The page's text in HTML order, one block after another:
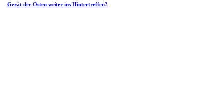
Gerät der Osten weiter ins Hintertreffen?